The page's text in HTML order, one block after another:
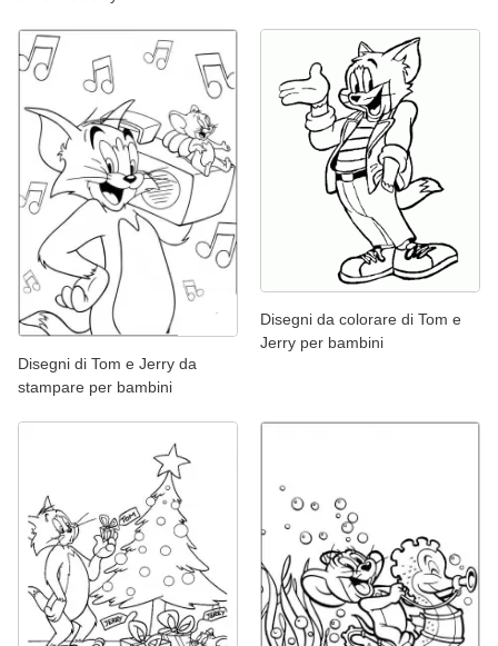
Disegni di Tom e Jerry da
stampare per bambini
Disegni da colorare di Tom e
Jerry per bambini